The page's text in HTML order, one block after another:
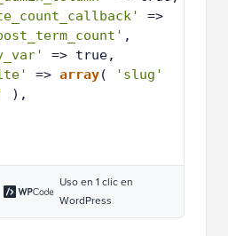
,
=> true,
=> array(
'slug'
),
Uso en 1 clic en
WordPress